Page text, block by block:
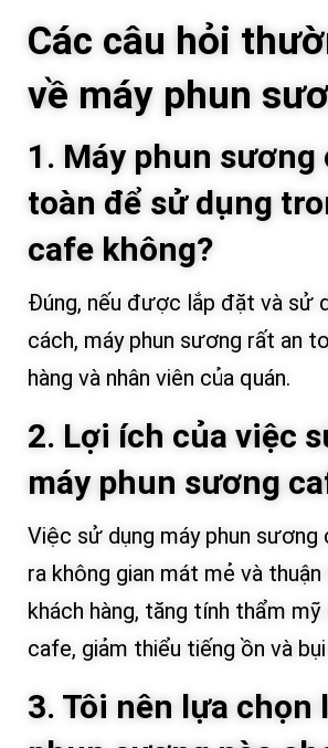
Các câu hỏi
về máy phun
1. Máy phun sương
toàn để sử dụng
cafe không?
Đúng, nếu được lắp đặt và sử
cách, máy phun sương rất an
hàng và nhân viên của quán.
2. Lợi ích của việc
máy phun sương
Việc sử dụng máy phun sương
ra không gian mát mẻ và
khách hàng, tăng tính thẩm mỹ
cafe, giảm thiểu tiếng ồn và
3. Tôi nên lựa chọn